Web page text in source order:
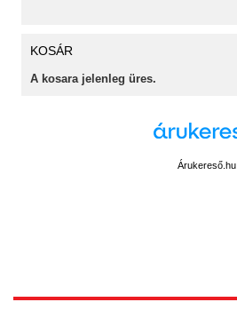
KOSÁR
A kosara jelenleg üres.
Árukereső.hu